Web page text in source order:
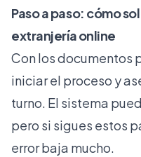
Paso a paso: cómo
extranjería online
Con los documentos
iniciar el proceso y
turno. El sistema
pero si sigues estos
error baja mucho.